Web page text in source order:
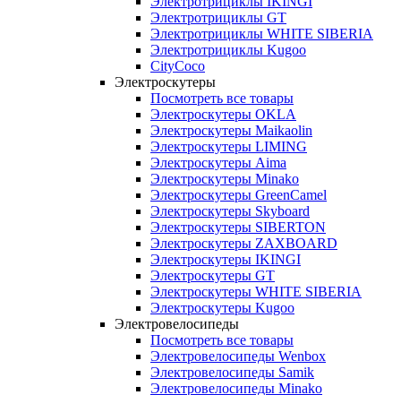
Электротрициклы GT
Электротрициклы WHITE SIBERIA
Электротрициклы Kugoo
CityCoco
Электроскутеры
Посмотреть все товары
Электроскутеры OKLA
Электроскутеры Maikaolin
Электроскутеры LIMING
Электроскутеры Aima
Электроскутеры Minako
Электроскутеры GreenCamel
Электроскутеры Skyboard
Электроскутеры SIBERTON
Электроскутеры ZAXBOARD
Электроскутеры IKINGI
Электроскутеры GT
Электроскутеры WHITE SIBERIA
Электроскутеры Kugoo
Электровелосипеды
Посмотреть все товары
Электровелосипеды Wenbox
Электровелосипеды Samik
Электровелосипеды Minako